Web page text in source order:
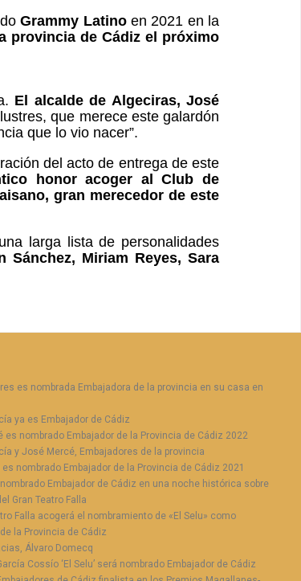
Grammy Latinoen 2021 en la
provincia de Cádiz el próximo
El alcalde de Algeciras, José
que merece este galardón
que lo vio nacer”.
del acto de entrega de este
honor acoger al Club de
gran merecedor de este
larga lista de personalidades
Sánchez, Miriam Reyes, Sara
es nombrada Embajadora de la provincia en su casa en
ya es Embajador de Cádiz
es nombrado Embajador de la Provincia de Cádiz 2022
y José Mercé, Embajadores de la provincia
es nombrado Embajador de la Provincia de Cádiz 2021
nombrado Embajador de Cádiz en una noche histórica sobre
Gran Teatro Falla
Falla acogerá el nombramiento de «El Selu» como
la Provincia de Cádiz
Álvaro Domecq
Cossío ‘El Selu’ será nombrado Embajador de Cádiz